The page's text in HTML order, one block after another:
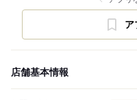
ア
店舗基本情報